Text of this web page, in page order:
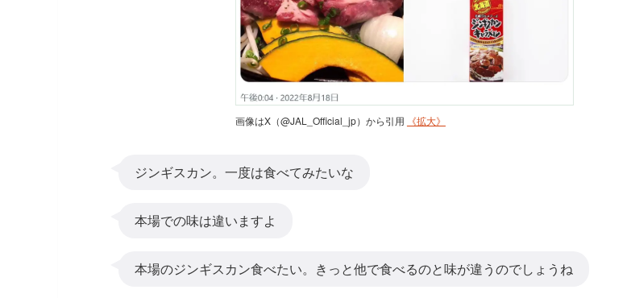
画像はX（@JAL_Official_jp）から引用 《拡大》
ジンギスカン。一度は食べてみたいな
本場での味は違いますよ
本場のジンギスカン食べたい。きっと他で食べるのと味が違うのでしょうね